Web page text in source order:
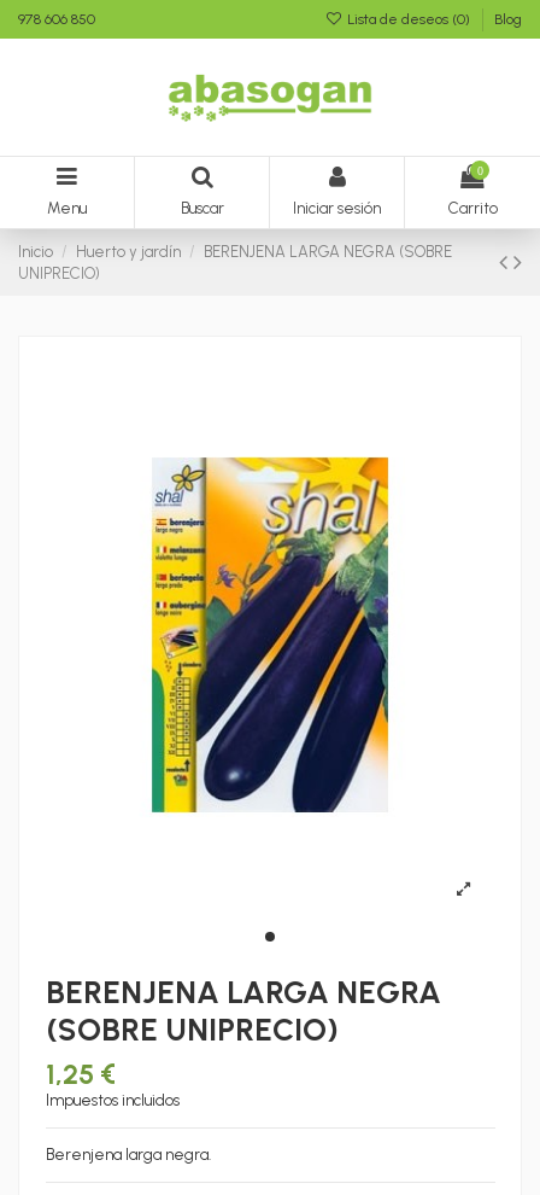
978 606 850 Lista de deseos (0) Blog
Menu Buscar Iniciar sesión
0
Carrito
Inicio Huerto y jardín
BERENJENA LARGA NEGRA (SOBRE
UNIPRECIO)
BERENJENA LARGA NEGRA
(SOBRE UNIPRECIO)
1,25 €
Impuestos incluidos
Berenjena larga negra.